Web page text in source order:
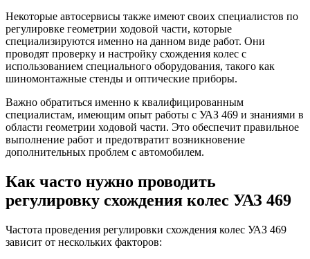
Некоторые автосервисы также имеют своих специалистов по
регулировке геометрии ходовой части, которые
специализируются именно на данном виде работ. Они
проводят проверку и настройку схождения колес с
использованием специального оборудования, такого как
шиномонтажные стенды и оптические приборы.
Важно обратиться именно к квалифицированным
специалистам, имеющим опыт работы с УАЗ 469 и знаниями в
области геометрии ходовой части. Это обеспечит правильное
выполнение работ и предотвратит возникновение
дополнительных проблем с автомобилем.
Как часто нужно проводить
регулировку схождения колес УАЗ 469
Частота проведения регулировки схождения колес УАЗ 469
зависит от нескольких факторов: